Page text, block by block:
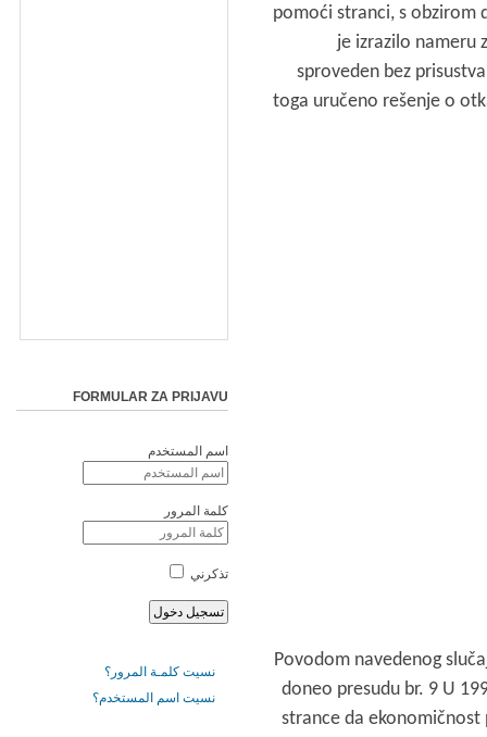
pomoći stranci, s obzirom
je izrazilo nameru
sproveden bez
toga uručeno rešenje o
Povodom navedenog
doneo presudu br. 9 U
strance da ekonomičnost
FORMULAR ZA PRIJAVU
اسم المستخدم
كلمة المرور
تذكرني
نسيت كلمـة المرور؟
نسيت اسم المستخدم؟